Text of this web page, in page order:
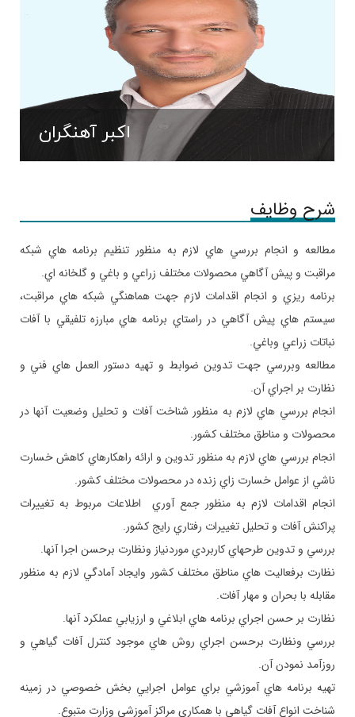
اکبر آهنگران
شرح وظایف
مطالعه و انجام بررسي­ هاي لازم به منظور تنظيم برنامه هاي شبكه
مراقبت و پيش آگاهي محصولات مختلف زراعي و باغي و گلخانه اي.
برنامه ريزي و انجام اقدامات لازم جهت هماهنگي شبكه هاي مراقبت،
سيستم هاي پيش آگاهي در راستاي برنامه هاي مبارزه تلفيقي با آفات
نباتات زراعي وباغي.
مطالعه وبررسي جهت تدوين ضوابط و تهيه دستور العمل هاي فني و
نظارت بر اجراي آن.
انجام بررسي ­هاي ­لازم به ­منظور شناخت ­آفات­ و تحليل وضعيت آنها در
محصولات و مناطق مختلف كشور.
انجام بررسي­ هاي لازم به منظور تدوين و ارائه راهكارهاي كاهش خسارت
ناشي از عوامل خسارت زاي زنده در محصولات مختلف كشور.
انجام اقدامات لازم به منظور جمع آوري اطلاعات مربوط به تغييرات
پراکنش آفات و تحليل تغييرات رفتاري رايج كشور.
بررسي و تدوين طرح­هاي كاربردي موردنياز ونظارت برحسن اجرا آنها.
نظارت برفعاليت هاي مناطق مختلف كشور وايجاد آمادگي لازم به منظور
مقابله با بحران و مهار آفات.
نظارت بر حسن اجراي برنامه هاي ابلاغي و ارزيابي عملكرد آنها.
بررسي ونظارت برحسن اجراي روش هاي موجود كنترل آفات گياهي و
روزآمد نمودن آن.
تهيه برنامه هاي آموزشي براي عوامل اجرايي بخش خصوصي در زمينه
شناخت انواع آفات گياهي با همكاري مراكز آموزشي وزارت متبوع.